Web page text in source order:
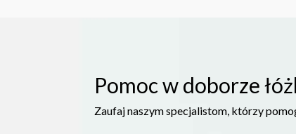
Pomoc w doborze
Zaufaj naszym specjalistom, którzy